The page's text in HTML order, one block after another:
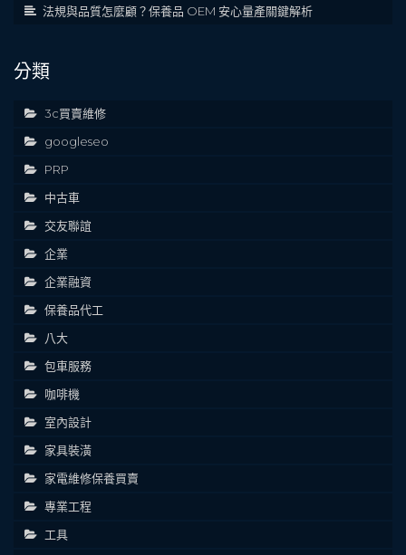
法規與品質怎麼顧？保養品 OEM 安心量產關鍵解析
分類
3c買賣維修
googleseo
PRP
中古車
交友聯誼
企業
企業融資
保養品代工
八大
包車服務
咖啡機
室內設計
家具裝潢
家電維修保養買賣
專業工程
工具